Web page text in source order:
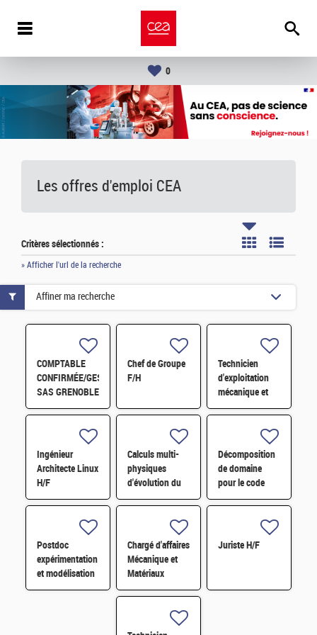
0
Les offres d'emploi CEA
Critères sélectionnés :
» Afficher l'url de la recherche
COMPTABLE
CONFIRMÉE/GESTIONNAIRE
SAS GRENOBLE
H/F
Chef de Groupe
F/H
Technicien
d'exploitation
mécanique et
fluides H/F
Ingénieur
Architecte Linux
H/F
Calculs multi-
physiques
d'évolution du
combustible à
réacteur par
simulation
Monte-Carlo
Décomposition
de domaine
pour le code
Monte-Carlo de
TRIPOLI-5 H/F
Postdoc
expérimentation
et modélisation
multiphysique
Chargé d'affaires
Mécanique et
Matériaux
Juriste H/F
Affiner ma recherche